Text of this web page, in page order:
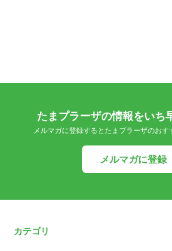
たまプラーザの情報をいち
メルマガに登録するとたまプラーザのお
メルマガに登録
カテゴリ